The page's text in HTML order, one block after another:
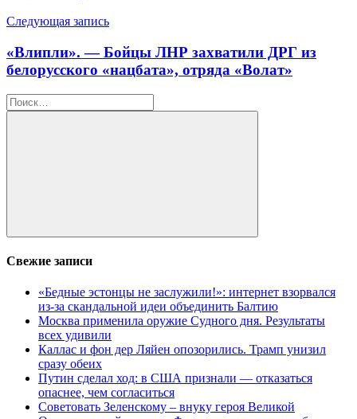
Следующая запись
«Влипли». — Бойцы ЛНР захватили ДРГ из
белорусского «нацбата», отряда «Волат»
Найти:
Поиск
Свежие записи
«Бедные эстонцы не заслужили!»: интернет взорвался
из-за скандальной идеи объединить Балтию
Москва применила оружие Судного дня. Результаты
всех удивили
Каллас и фон дер Ляйен опозорились. Трамп унизил
сразу обеих
Путин сделал ход: в США признали — отказаться
опаснее, чем согласиться
Советовать Зеленскому – внуку героя Великой